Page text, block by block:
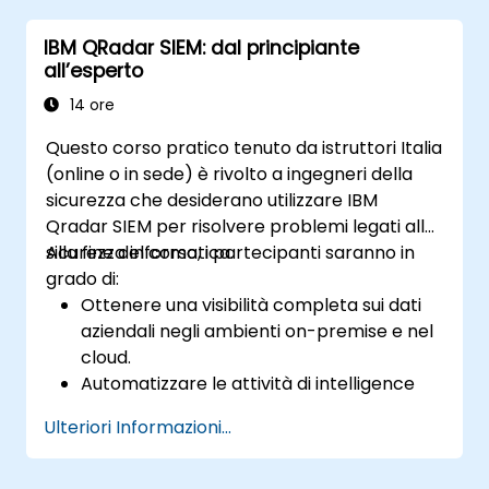
IBM QRadar SIEM: dal principiante
all’esperto
14 ore
Questo corso pratico tenuto da istruttori Italia
(online o in sede) è rivolto a ingegneri della
sicurezza che desiderano utilizzare IBM
Qradar SIEM per risolvere problemi legati alla
sicurezza informatica.
Alla fine del corso, i partecipanti saranno in
grado di:
Ottenere una visibilità completa sui dati
aziendali negli ambienti on-premise e nel
cloud.
Automatizzare le attività di intelligence
contenere i rischi.
Rilevare, identificare e prioritizzare le
Ulteriori Informazioni...